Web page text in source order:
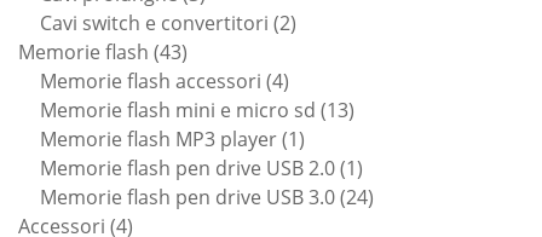
prodotti
Cavi switch e convertitori 22
Memorie flash 4343
prodotti
Memorie flash accessori 44
prodotti
Memorie flash mini e micro sd 1313
Memorie flash MP3 player 11
prodotto
Memorie flash pen drive USB 2.0 11
prodotto
Memorie flash pen drive USB 3.0 2424
Accessori 44